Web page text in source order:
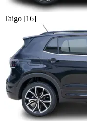
Taigo [16]